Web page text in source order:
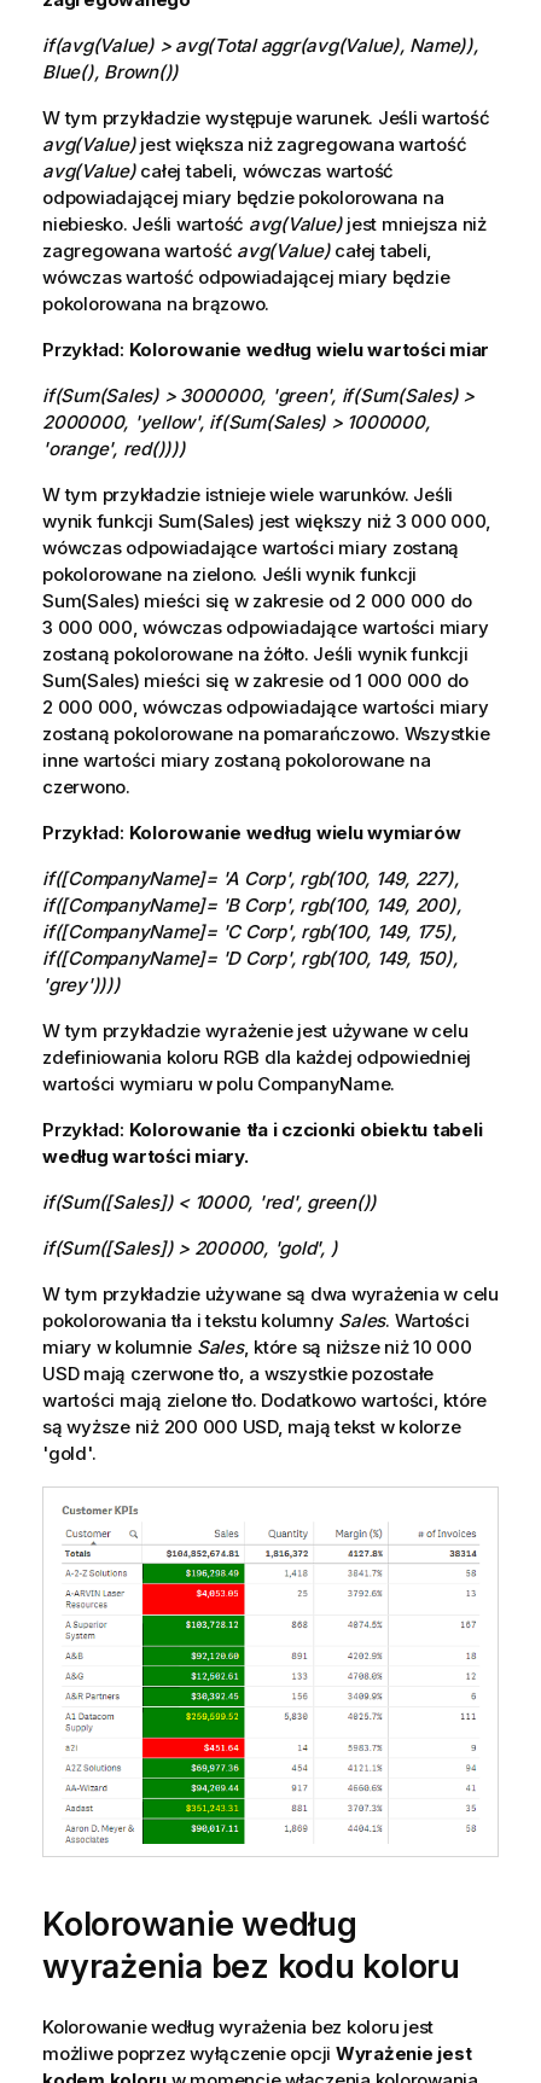
if(avg(Value) > avg(Total aggr(avg(Value), Name)),
Blue(), Brown())
W tym przykładzie występuje warunek. Jeśli wartość
avg(Value) jest większa niż zagregowana wartość
avg(Value)całej tabeli, wówczas wartość
odpowiadającej miary będzie pokolorowana na
niebiesko. Jeśli wartość avg(Value)jest mniejsza niż
zagregowana wartość avg(Value)całej tabeli,
wówczas wartość odpowiadającej miary będzie
pokolorowana na brązowo.
Przykład: Kolorowanie według wielu wartości miar
if(Sum(Sales) > 3000000, 'green', if(Sum(Sales) >
2000000, 'yellow', if(Sum(Sales) > 1000000,
'orange', red())))
W tym przykładzie istnieje wiele warunków. Jeśli
wynik funkcji Sum(Sales) jest większy niż 3 000 000,
wówczas odpowiadające wartości miary zostaną
pokolorowane na zielono. Jeśli wynik funkcji
Sum(Sales) mieści się w zakresie od 2 000 000 do
3 000 000, wówczas odpowiadające wartości miary
zostaną pokolorowane na żółto. Jeśli wynik funkcji
Sum(Sales) mieści się w zakresie od 1 000 000 do
2 000 000, wówczas odpowiadające wartości miary
zostaną pokolorowane na pomarańczowo. Wszystkie
inne wartości miary zostaną pokolorowane na
czerwono.
Przykład: Kolorowanie według wieluwymiarów
if([CompanyName]= 'A Corp', rgb(100, 149, 227),
if([CompanyName]= 'B Corp', rgb(100, 149, 200),
if([CompanyName]= 'C Corp', rgb(100, 149, 175),
if([CompanyName]= 'D Corp', rgb(100, 149, 150),
'grey'))))
W tym przykładzie wyrażenie jest używane w celu
zdefiniowania koloru RGB dla każdej odpowiedniej
wartości wymiaru w polu CompanyName.
Przykład: Kolorowanie tła i czcionki obiektu tabeli
według wartości miary.
if(Sum([Sales]) < 10000, 'red', green())
if(Sum([Sales]) > 200000, 'gold', )
W tym przykładzie używane są dwa wyrażenia w celu
pokolorowania tła i tekstu kolumny Sales. Wartości
miary w kolumnie Sales, które są niższe niż 10 000
USD mają czerwone tło, a wszystkie pozostałe
wartości mają zielone tło. Dodatkowo wartości, które
są wyższe niż 200 000 USD, mają tekst w kolorze
'gold'.
Kolorowanie według
wyrażenia bez kodu koloru
Kolorowanie według wyrażenia bez koloru jest
możliwe poprzez wyłączenie opcji Wyrażenie jest